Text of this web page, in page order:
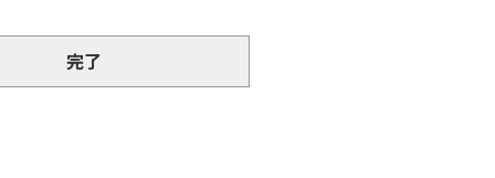
完了